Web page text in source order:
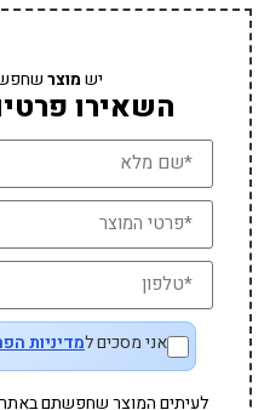
ישמוצר
השאירו
אני מסכים למדיניות
לעיתים המוצר שחפשתם באתר